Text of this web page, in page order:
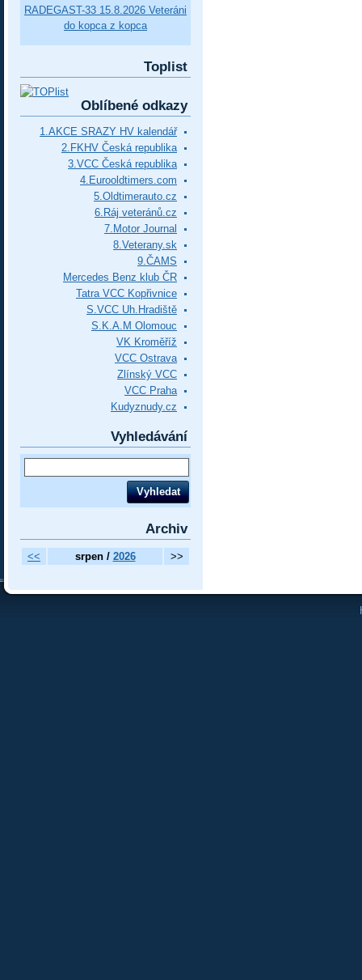
RADEGAST-33 15.8.2026 Veteráni
do kopca z kopca
Toplist
Oblíbené odkazy
1.AKCE SRAZY HV kalendář
2.FKHV Česká republika
3.VCC Česká republika
4.Eurooldtimers.com
5.Oldtimerauto.cz
6.Ráj veteránů.cz
7.Motor Journal
8.Veterany.sk
9.ČAMS
Mercedes Benz klub ČR
Tatra VCC Kopřivnice
S.VCC Uh.Hradiště
S.K.A.M Olomouc
VK Kroměříž
VCC Ostrava
Zlínský VCC
VCC Praha
Kudyznudy.cz
Vyhledávání
Archiv
<< srpen / 2026 >>